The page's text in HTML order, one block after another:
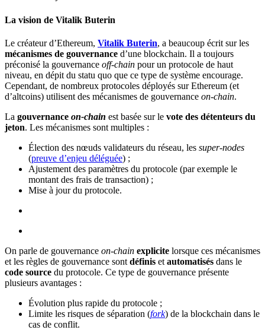
La vision de Vitalik Buterin
Le créateur d’Ethereum, Vitalik Buterin, a beaucoup écrit sur les
mécanismes de gouvernance d’une blockchain. Il a toujours
préconisé la gouvernance off-chain pour un protocole de haut
niveau, en dépit du statu quo que ce type de système encourage.
Cependant, de nombreux protocoles déployés sur Ethereum (et
d’altcoins) utilisent des mécanismes de gouvernance on-chain.
La gouvernance on-chain est basée sur le vote des détenteurs du
jeton. Les mécanismes sont multiples :
Élection des nœuds validateurs du réseau, les super-nodes
(preuve d’enjeu déléguée) ;
Ajustement des paramètres du protocole (par exemple le
montant des frais de transaction) ;
Mise à jour du protocole.
On parle de gouvernance on-chain explicite lorsque ces mécanismes
et les règles de gouvernance sont définis et automatisés dans le
code source du protocole. Ce type de gouvernance présente
plusieurs avantages :
Évolution plus rapide du protocole ;
Limite les risques de séparation (fork) de la blockchain dans le
cas de conflit.